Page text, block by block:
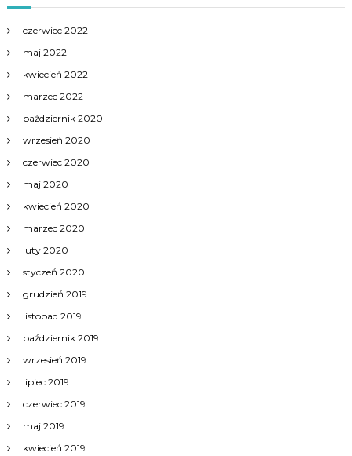
czerwiec 2022
maj 2022
kwiecień 2022
marzec 2022
październik 2020
wrzesień 2020
czerwiec 2020
maj 2020
kwiecień 2020
marzec 2020
luty 2020
styczeń 2020
grudzień 2019
listopad 2019
październik 2019
wrzesień 2019
lipiec 2019
czerwiec 2019
maj 2019
kwiecień 2019